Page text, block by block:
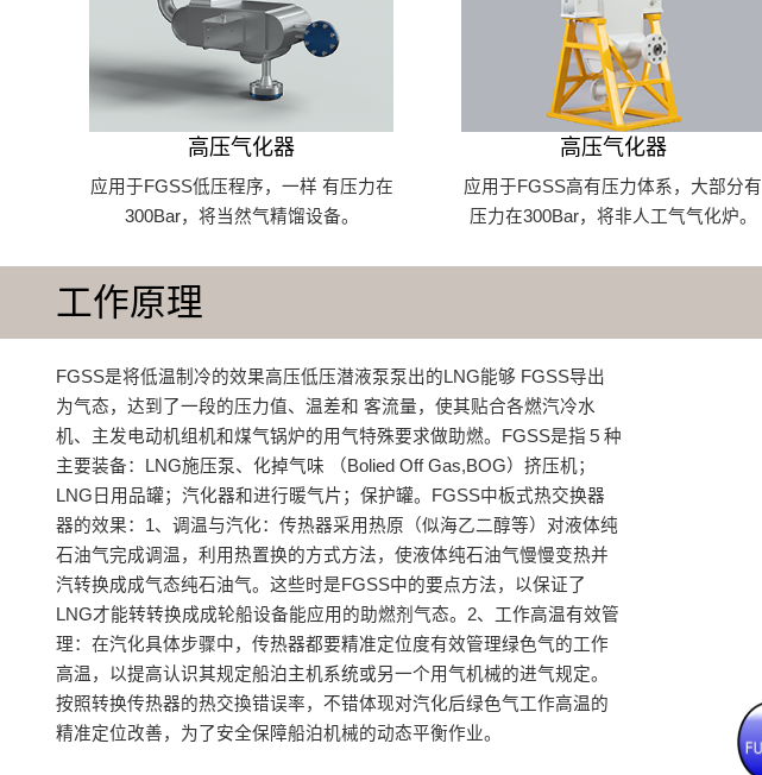
高压气化器
应用于FGSS低压程序，一样 有压力在
300Bar，将当然气精馏设备。
高压气化器
应用于FGSS高有压力体系，大部分有
压力在300Bar，将非人工气气化炉。
工作原理
FGSS是将低温制冷的效果高压低压潜液泵泵出的LNG能够 FGSS导出
为气态，达到了一段的压力值、温差和 客流量，使其贴合各燃汽冷水
机、主发电动机组机和煤气锅炉的用气特殊要求做助燃。FGSS是指５种
主要装备：LNG施压泵、化掉气味 （Bolied Off Gas,BOG）挤压机；
LNG日用品罐；汽化器和进行暖气片；保护罐。FGSS中板式热交换器
器的效果：1、调温与汽化‌：传热器采用热原（似海乙二醇等）对液体纯
石油气完成调温，利用热置换的方式方法，使液体纯石油气慢慢变热并
汽转换成成气态纯石油气。这些时是FGSS中的要点方法，以保证了
LNG才能转转换成成轮船设备能应用的助燃剂气态‌。‌2、工作高温有效管
理‌：在汽化具体步骤中，传热器都要精准定位度有效管理绿色气的工作
高温，以提高认识其规定船泊主机系统或另一个用气机械的进气规定。
按照转换传热器的热交換错误率，不错体现对汽化后绿色气工作高温的
精准定位改善，为了安全保障船泊机械的动态平衡作业‌。